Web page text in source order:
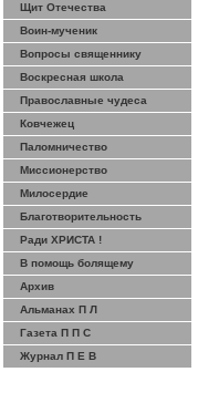
Щит Отечества
Воин-мученик
Вопросы священнику
Воскресная школа
Православные чудеса
Ковчежец
Паломничество
Миссионерство
Милосердие
Благотворительность
Ради ХРИСТА !
В помощь болящему
Архив
Альманах П Л
Газета П П С
Журнал П Е В